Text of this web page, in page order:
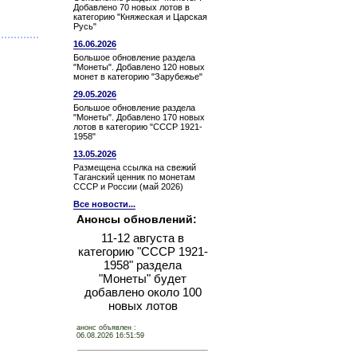
Добавлено 70 новых лотов в
категорию "Княжеская и Царская
Русь"
16.06.2026
Большое обновление раздела
"Монеты". Добавлено 120 новых
монет в категорию "Зарубежье"
29.05.2026
Большое обновление раздела
"Монеты". Добавлено 170 новых
лотов в категорию "СССР 1921-
1958"
13.05.2026
Размещена ссылка на свежий
Таганский ценник по монетам
СССР и России (май 2026)
Все новости...
Анонсы обновлений:
11-12 августа в
категорию "СССР 1921-
1958" раздела
"Монеты" будет
добавлено около 100
новых лотов
анонс объявлен :
06.08.2026 16:51:59